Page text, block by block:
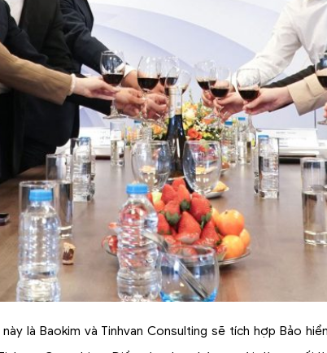
là Baokim và Tinhvan Consulting sẽ tích hợp Bảo